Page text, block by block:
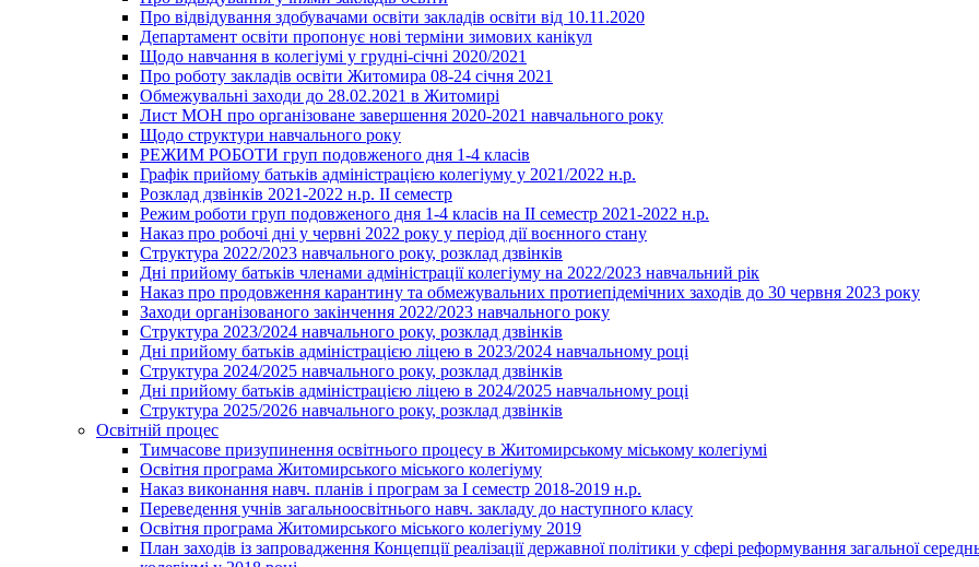
Про відвідування здобувачами освіти закладів освіти від 10.11.2020
Департамент освіти пропонує нові терміни зимових канікул
Щодо навчання в колегіумі у грудні-січні 2020/2021
Про роботу закладів освіти Житомира 08-24 січня 2021
Обмежувальні заходи до 28.02.2021 в Житомирі
Лист МОН про організоване завершення 2020-2021 навчального року
Щодо структури навчального року
РЕЖИМ РОБОТИ груп подовженого дня 1-4 класів
Графік прийому батьків адміністрацією колегіуму у 2021/2022 н.р.
Розклад дзвінків 2021-2022 н.р. ІІ семестр
Режим роботи груп подовженого дня 1-4 класів на ІІ семестр 2021-2022 н.р.
Наказ про робочі дні у червні 2022 року у період дії воєнного стану
Структура 2022/2023 навчального року, розклад дзвінків
Дні прийому батьків членами адміністрації колегіуму на 2022/2023 навчальний рік
Наказ про продовження карантину та обмежувальних протиепідемічних заходів до 30 червня 2023 року
Заходи організованого закінчення 2022/2023 навчального року
Структура 2023/2024 навчального року, розклад дзвінків
Дні прийому батьків адміністрацією ліцею в 2023/2024 навчальному році
Структура 2024/2025 навчального року, розклад дзвінків
Дні прийому батьків адміністрацією ліцею в 2024/2025 навчальному році
Структура 2025/2026 навчального року, розклад дзвінків
Освітній процес
Тимчасове призупинення освітнього процесу в Житомирському міському колегіумі
Освітня програма Житомирського міського колегіуму
Наказ виконання навч. планів і програм за І семестр 2018-2019 н.р.
Переведення учнів загальноосвітнього навч. закладу до наступного класу
Освітня програма Житомирського міського колегіуму 2019
План заходів із запровадження Концепції реалізації державної політики у сфері реформування загальної